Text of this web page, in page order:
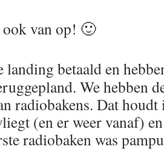
van op! 🙂
landing betaald en
We hebben
radiobakens. Dat houdt
(en er weer vanaf)
radiobaken was